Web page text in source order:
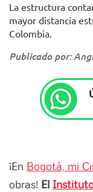
La estructura
mayor distancia
Colombia.
Publicado por:
¡En Bogotá, mi
obras! El